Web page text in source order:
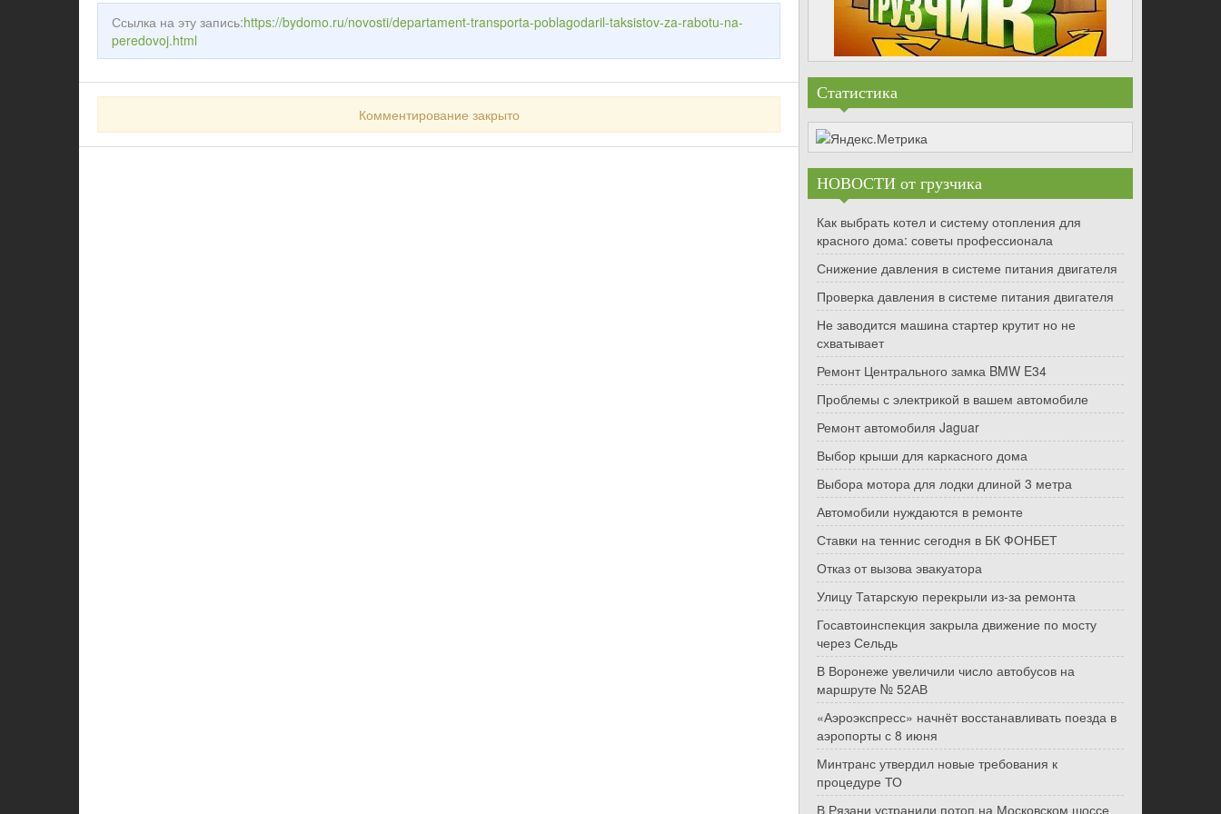
Ссылка на эту запись:https://bydomo.ru/novosti/departament-transporta-poblagodaril-taksistov-za-rabotu-na-
peredovoj.html
Комментирование закрыто
Статистика
НОВОСТИ от грузчика
Как выбрать котел и систему отопления для
красного дома: советы профессионала
Снижение давления в системе питания двигателя
Проверка давления в системе питания двигателя
Не заводится машина стартер крутит но не
схватывает
Ремонт Центрального замка BMW E34
Проблемы с электрикой в вашем автомобиле
Ремонт автомобиля Jaguar
Выбор крыши для каркасного дома
Выбора мотора для лодки длиной 3 метра
Автомобили нуждаются в ремонте
Ставки на теннис сегодня в БК ФОНБЕТ
Отказ от вызова эвакуатора
Улицу Татарскую перекрыли из-за ремонта
Госавтоинспекция закрыла движение по мосту
через Сельдь
В Воронеже увеличили число автобусов на
маршруте № 52АВ
«Аэроэкспресс» начнёт восстанавливать поезда в
аэропорты с 8 июня
Минтранс утвердил новые требования к
процедуре ТО
В Рязани устранили потоп на Московском шоссе